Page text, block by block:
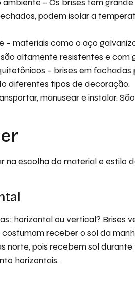
podem isolar a
– materiais como o aço
altamente resistentes e com
– brises em
diferentes tipos de decoração.
manusear e instalar.
na escolha do material e estilo
horizontal ou vertical? Brises
receber o sol da
norte, pois recebem sol
horizontais.